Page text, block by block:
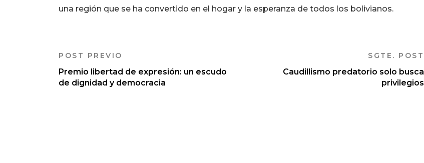
una región que se ha convertido en el hogar y la esperanza de todos los bolivianos.
POST PREVIO
Premio libertad de expresión: un escudo
de dignidad y democracia
SGTE. POST
Caudillismo predatorio solo busca
privilegios